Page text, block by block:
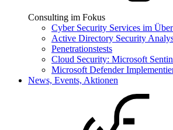
Consulting im Fokus
Cyber Security Services im
Active Directory Security
Penetrationstests
Cloud Security: Microsoft
Microsoft Defender
News, Events, Aktionen